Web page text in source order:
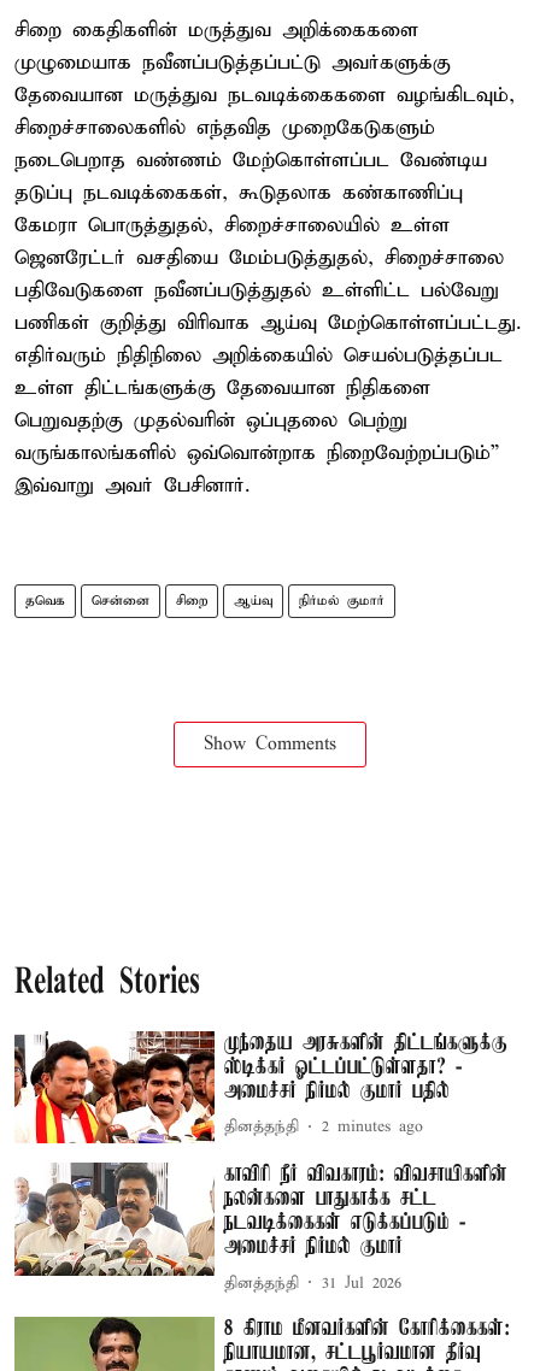
சிறை கைதிகளின் மருத்துவ அறிக்கைகளை
முழுமையாக நவீனப்படுத்தப்பட்டு அவர்களுக்கு
தேவையான மருத்துவ நடவடிக்கைகளை வழங்கிடவும்,
சிறைச்சாலைகளில் எந்தவித முறைகேடுகளும்
நடைபெறாத வண்ணம் மேற்கொள்ளப்பட வேண்டிய
தடுப்பு நடவடிக்கைகள், கூடுதலாக கண்காணிப்பு
கேமரா பொருத்துதல், சிறைச்சாலையில் உள்ள
ஜெனரேட்டர் வசதியை மேம்படுத்துதல், சிறைச்சாலை
பதிவேடுகளை நவீனப்படுத்துதல் உள்ளிட்ட பல்வேறு
பணிகள் குறித்து விரிவாக ஆய்வு மேற்கொள்ளப்பட்டது.
எதிர்வரும் நிதிநிலை அறிக்கையில் செயல்படுத்தப்பட
உள்ள திட்டங்களுக்கு தேவையான நிதிகளை
பெறுவதற்கு முதல்வரின் ஒப்புதலை பெற்று
வருங்காலங்களில் ஒவ்வொன்றாக நிறைவேற்றப்படும்”
இவ்வாறு அவர் பேசினார்.
தவெக சென்னை சிறை ஆய்வு நிர்மல் குமார்
Show Comments
Related Stories
முந்தைய அரசுகளின் திட்டங்களுக்கு
ஸ்டிக்கர் ஓட்டப்பட்டுள்ளதா? -
அமைச்சர் நிர்மல் குமார் பதில்
தினத்தந்தி 2 minutes ago
காவிரி நீர் விவகாரம்: விவசாயிகளின்
நலன்களை பாதுகாக்க சட்ட
நடவடிக்கைகள் எடுக்கப்படும் -
அமைச்சர் நிர்மல் குமார்
தினத்தந்தி 31 Jul 2026
8 கிராம மீனவர்களின் கோரிக்கைகள்:
நியாயமான, சட்டபூர்வமான தீர்வு